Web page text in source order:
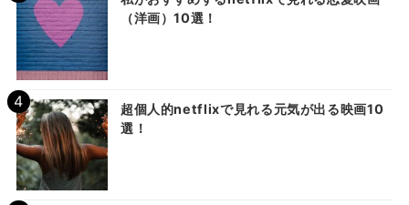
（洋画）10選！
超個人的netflixで見れる元気が出る映画10
選！